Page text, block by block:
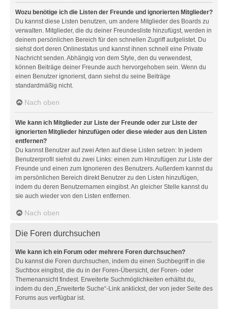
Wozu benötige ich die Listen der Freunde und ignorierten Mitglieder?
Du kannst diese Listen benutzen, um andere Mitglieder des Boards zu
verwalten. Mitglieder, die du deiner Freundesliste hinzufügst, werden in
deinem persönlichen Bereich für den schnellen Zugriff aufgelistet. Du
siehst dort deren Onlinestatus und kannst ihnen schnell eine Private
Nachricht senden. Abhängig von dem Style, den du verwendest,
können Beiträge deiner Freunde auch hervorgehoben sein. Wenn du
einen Benutzer ignorierst, dann siehst du seine Beiträge
standardmäßig nicht.
Nach oben
Wie kann ich Mitglieder zur Liste der Freunde oder zur Liste der
ignorierten Mitglieder hinzufügen oder diese wieder aus den Listen
entfernen?
Du kannst Benutzer auf zwei Arten auf diese Listen setzen: In jedem
Benutzerprofil siehst du zwei Links: einen zum Hinzufügen zur Liste der
Freunde und einen zum Ignorieren des Benutzers. Außerdem kannst du
im persönlichen Bereich direkt Benutzer zu den Listen hinzufügen,
indem du deren Benutzernamen eingibst. An gleicher Stelle kannst du
sie auch wieder von den Listen entfernen.
Nach oben
Die Foren durchsuchen
Wie kann ich ein Forum oder mehrere Foren durchsuchen?
Du kannst die Foren durchsuchen, indem du einen Suchbegriff in die
Suchbox eingibst, die du in der Foren-Übersicht, der Foren- oder
Themenansicht findest. Erweiterte Suchmöglichkeiten erhältst du,
indem du den „Erweiterte Suche“-Link anklickst, der von jeder Seite des
Forums aus verfügbar ist.